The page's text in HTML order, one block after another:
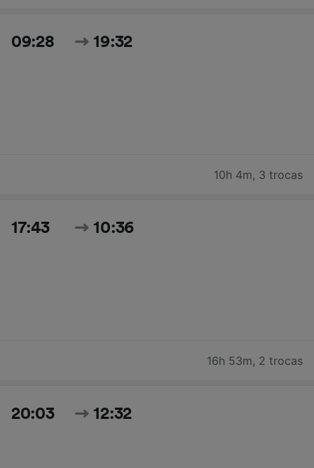
09:28 19:32
10h 4m, 3 trocas
17:43 10:36
16h 53m, 2 trocas
20:03 12:32